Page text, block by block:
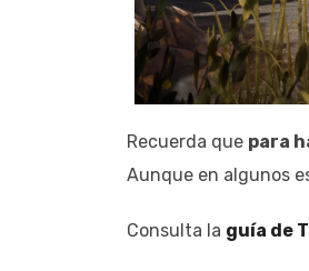
Recuerda que para
Aunque en algunos
Consulta la guía de